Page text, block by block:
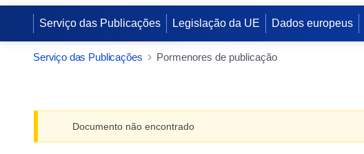
Serviço das Publicações Legislação da UE Dados europeus
Serviço das Publicações Pormenores de publicação
Documento não encontrado